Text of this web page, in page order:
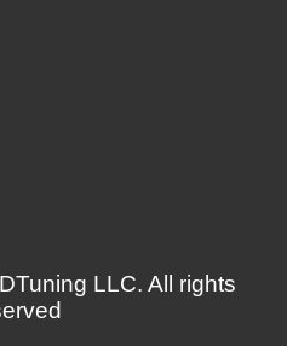
LLC. All rights